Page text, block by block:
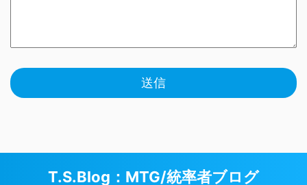
T.S.Blog：MTG/統率者ブログ